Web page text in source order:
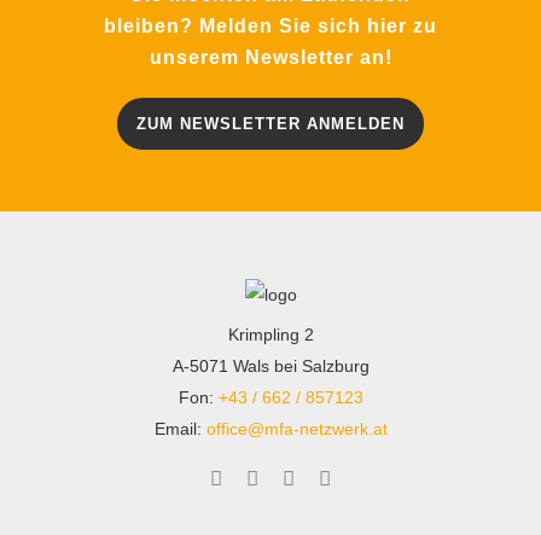
bleiben? Melden Sie sich hier zu
unserem Newsletter an!
ZUM NEWSLETTER ANMELDEN
Krimpling 2
A-5071 Wals bei Salzburg
Fon: +43 / 662 / 857123
Email: office@mfa-netzwerk.at